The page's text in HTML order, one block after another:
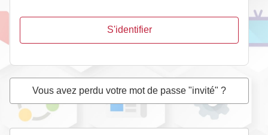
S'identifier
Vous avez perdu votre mot de passe "invité" ?